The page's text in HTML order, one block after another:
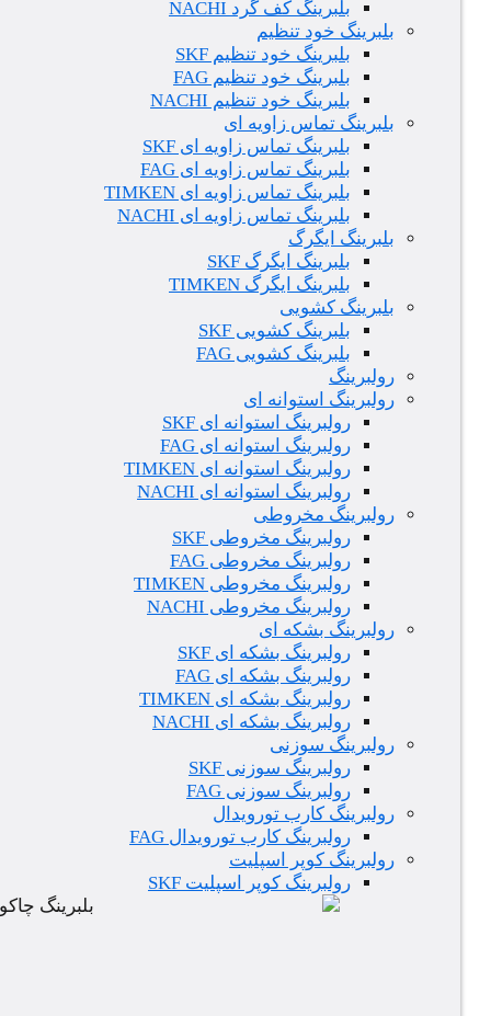
بلبرینگ کف گرد NACHI
بلبرینگ خود تنظیم
بلبرینگ خود تنظیم SKF
بلبرینگ خود تنظیم FAG
بلبرینگ خود تنظیم NACHI
بلبرینگ تماس زاویه ای
بلبرینگ تماس زاویه ای SKF
بلبرینگ تماس زاویه ای FAG
بلبرینگ تماس زاویه ای TIMKEN
بلبرینگ تماس زاویه ای NACHI
بلبرینگ ایگرگ
بلبرینگ ایگرگ SKF
بلبرینگ ایگرگ TIMKEN
بلبرینگ کشویی
بلبرینگ کشویی SKF
بلبرینگ کشویی FAG
رولبرینگ
رولبرینگ استوانه ای
رولبرینگ استوانه ای SKF
رولبرینگ استوانه ای FAG
رولبرینگ استوانه ای TIMKEN
رولبرینگ استوانه ای NACHI
رولبرینگ مخروطی
رولبرینگ مخروطی SKF
رولبرینگ مخروطی FAG
رولبرینگ مخروطی TIMKEN
رولبرینگ مخروطی NACHI
رولبرینگ بشکه ای
رولبرینگ بشکه ای SKF
رولبرینگ بشکه ای FAG
رولبرینگ بشکه ای TIMKEN
رولبرینگ بشکه ای NACHI
رولبرینگ سوزنی
رولبرینگ سوزنی SKF
رولبرینگ سوزنی FAG
رولبرینگ کارب تورویدال
رولبرینگ کارب تورویدال FAG
رولبرینگ کوپر اسپلیت
رولبرینگ کوپر اسپلیت SKF